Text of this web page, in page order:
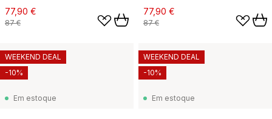
madeira de faia)
77,90 €
87 €
(tampa de nogueira)
77,90 €
87 €
Em estoque
WEEKEND DEAL
-10%
Em estoque
WEEKEND DEAL
-10%